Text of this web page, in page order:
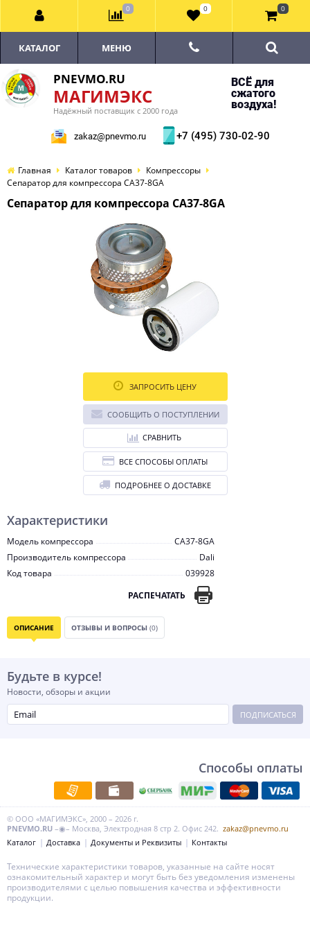
PNEVMO.RU
МАГИМЭКС
Надёжный поставщик с 2000 года
ВСЁ для
сжатого
воздуха!
zakaz@pnevmo.ru +7 (495) 730-02-90
КАТАЛОГ МЕНЮ
Главная Каталог товаров
Компрессоры
Сепаратор для компрессора CA37-8GA
Сепаратор для компрессора CA37-8GA
Характеристики
Модель компрессора
CA37-8GA
Производитель компрессора
Dali
Код товара
039928
РАСПЕЧАТАТЬ
ЗАПРОСИТЬ ЦЕНУ
СООБЩИТЬ О ПОСТУПЛЕНИИ
СРАВНИТЬ
ВСЕ СПОСОБЫ ОПЛАТЫ
ПОДРОБНЕЕ О ДОСТАВКЕ
ОПИСАНИЕ ОТЗЫВЫ И ВОПРОСЫ (0)
Будьте в курсе!
Новости, обзоры и акции
ПОДПИСАТЬСЯ
Способы оплаты
© ООО «МАГИМЭКС», 2000 – 2026 г.
PNEVMO.RU –◉– Москва, Электродная 8 стр 2. Офис 242. zakaz@pnevmo.ru
Каталог
Доставка Документы и Реквизиты Контакты
0 0 0
Технические характеристики товаров, указанные на сайте носят
ознакомительный характер и могут быть без уведомления изменены
производителями с целью повышения качества и эффективности
продукции.